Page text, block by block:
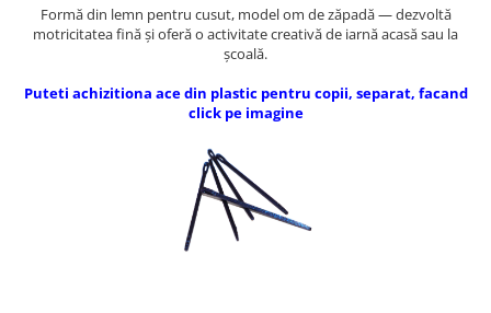
Formă din lemn pentru cusut, model om de zăpadă — dezvoltă
motricitatea fină și oferă o activitate creativă de iarnă acasă sau la
școală.
Puteti achizitiona ace din plastic pentru copii, separat, facand
click pe imagine